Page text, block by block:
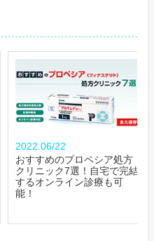
2022.06/22
おすすめのプロペシア処方
クリニック7選！自宅で完結
するオンライン診療も可
能！